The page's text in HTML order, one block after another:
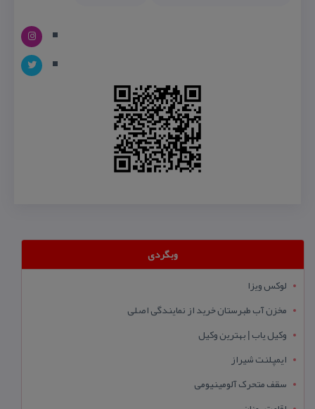
وبگردی
لوکس ویزا
مخزن آب طبرستان خرید از نمایندگی اصلی
وکیل یاب | بهترین وکیل
ایمپلنت شیراز
سقف متحرک آلومینیومی